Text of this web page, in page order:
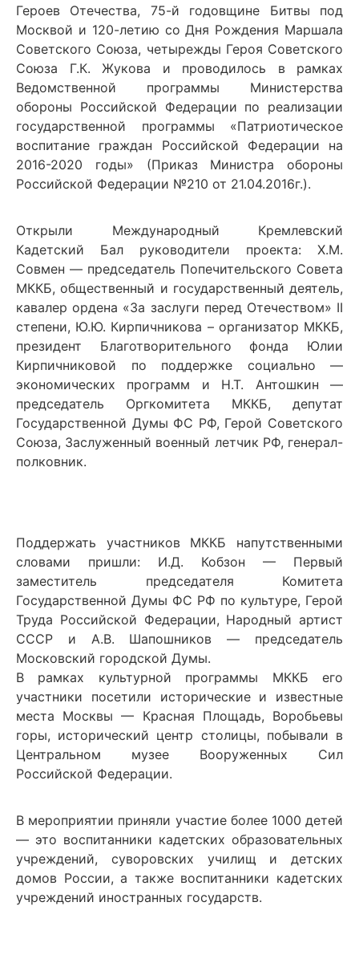
Героев Отечества, 75-й годовщине Битвы под
Москвой и 120-летию со Дня Рождения Маршала
Советского Союза, четырежды Героя Советского
Союза Г.К. Жукова и проводилось в рамках
Ведомственной программы Министерства
обороны Российской Федерации по реализации
государственной программы «Патриотическое
воспитание граждан Российской Федерации на
2016-2020 годы» (Приказ Министра обороны
Российской Федерации №210 от 21.04.2016г.).
Открыли Международный Кремлевский
Кадетский Бал руководители проекта: Х.М.
Совмен — председатель Попечительского Совета
МККБ, общественный и государственный деятель,
кавалер ордена «За заслуги перед Отечеством» II
степени, Ю.Ю. Кирпичникова – организатор МККБ,
президент Благотворительного фонда Юлии
Кирпичниковой по поддержке социально —
экономических программ и Н.Т. Антошкин —
председатель Оргкомитета МККБ, депутат
Государственной Думы ФС РФ, Герой Советского
Союза, Заслуженный военный летчик РФ, генерал-
полковник.
Поддержать участников МККБ напутственными
словами пришли: И.Д. Кобзон — Первый
заместитель председателя Комитета
Государственной Думы ФС РФ по культуре, Герой
Труда Российской Федерации, Народный артист
СССР и А.В. Шапошников — председатель
Московский городской Думы.
В рамках культурной программы МККБ его
участники посетили исторические и известные
места Москвы — Красная Площадь, Воробьевы
горы, исторический центр столицы, побывали в
Центральном музее Вооруженных Сил
Российской Федерации.
В мероприятии приняли участие более 1000 детей
— это воспитанники кадетских образовательных
учреждений, суворовских училищ и детских
домов России, а также воспитанники кадетских
учреждений иностранных государств.